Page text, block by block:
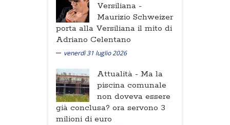
Versiliana -
Maurizio Schweizer
porta alla Versiliana il mito di
Adriano Celentano
venerdì 31 luglio 2026
Attualità - Ma la
piscina comunale
non doveva essere
già conclusa? ora servono 3
milioni di euro